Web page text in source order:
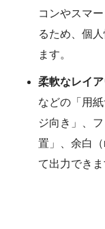
コンやスマ
るため、個
ます。
柔軟なレイ
などの「用
ジ向き」、
置」、余白
て出力できま